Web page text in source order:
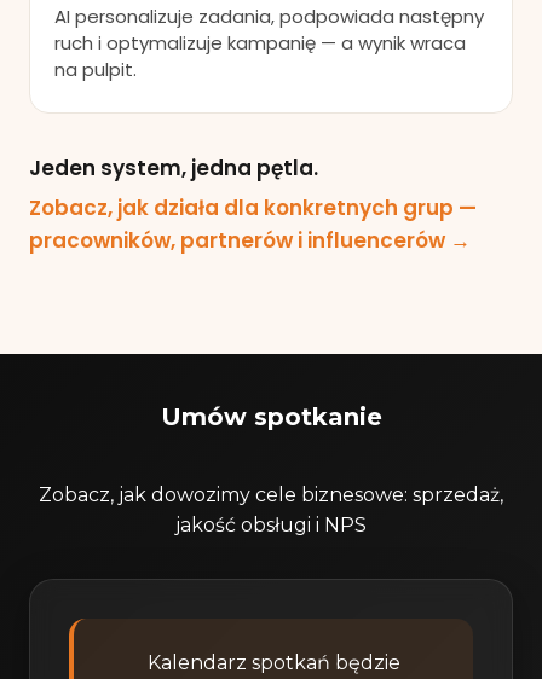
AI personalizuje zadania, podpowiada następny
ruch i optymalizuje kampanię — a wynik wraca
na pulpit.
Jeden system, jedna pętla.
Zobacz, jak działa dla konkretnych grup —
pracowników, partnerów i influencerów →
Umów spotkanie
Zobacz, jak dowozimy cele biznesowe: sprzedaż,
jakość obsługi i NPS
Kalendarz spotkań będzie